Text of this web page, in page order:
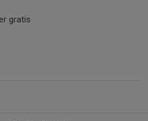
gratis